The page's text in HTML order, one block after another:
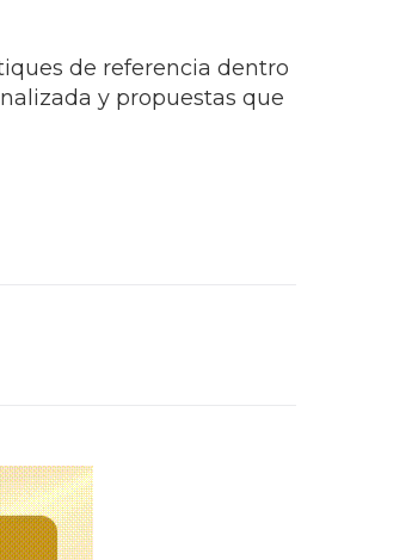
de años de trabajo,